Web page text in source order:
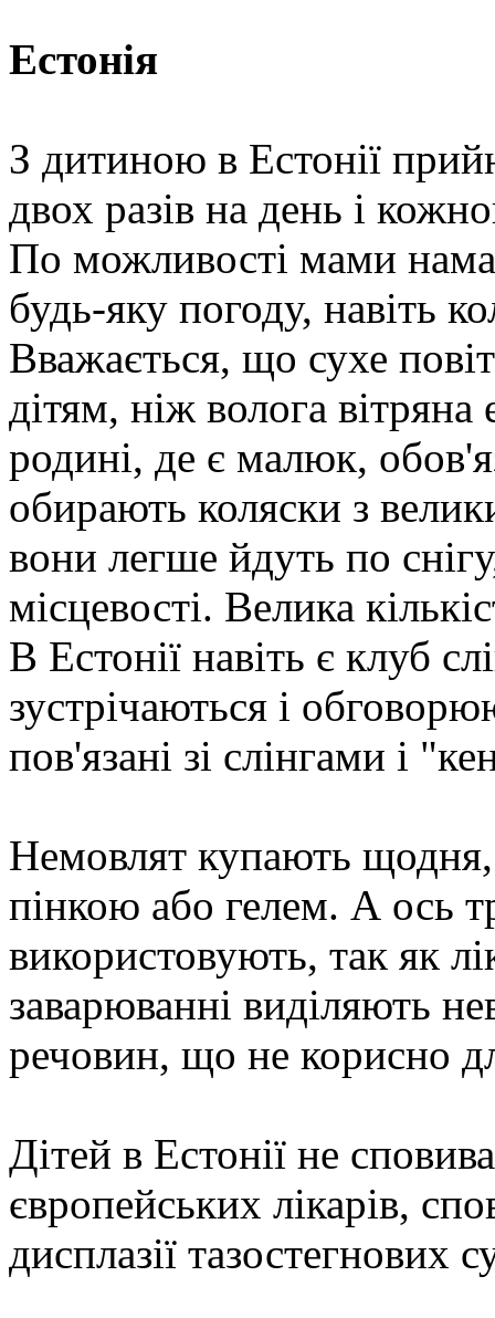
Естонія
З дитиною в Естонії
двох разів на день і
По можливості мами
будь-яку погоду, навіть
Вважається, що сухе
дітям, ніж волога
родині, де є малюк,
обирають коляски з
вони легше йдуть по
місцевості. Велика
В Естонії навіть є клуб
зустрічаються і
пов'язані зі слінгами і
Немовлят купають
пінкою або гелем. А ось
використовують, так як
заварюванні виділяють
речовин, що не корисно
Дітей в Естонії не
європейських лікарів,
дисплазії тазостегнових